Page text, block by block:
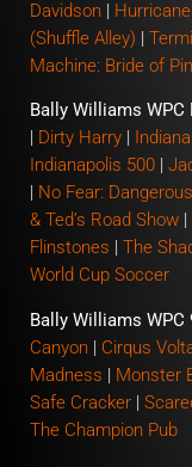
Davidson | Hurricane
(Shuffle Alley) |
Machine: Bride of
Bally Williams WPC
| Dirty Harry |
Indianapolis 500 |
| No Fear:
& Ted’s Road Show |
Flinstones | The
World Cup Soccer
Bally Williams WPC
Canyon | Cirqus
Madness | Monster
Safe Cracker |
The Champion Pub